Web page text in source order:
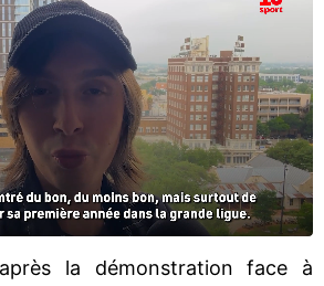
la démonstration face à